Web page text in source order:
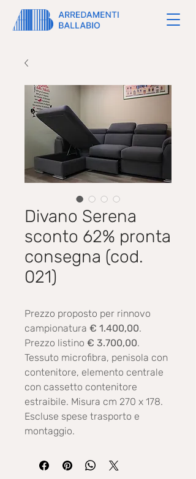
Divano Serena
sconto 62% pronta
consegna (cod.
021)
Prezzo proposto per rinnovo
campionatura € 1.400,00.
Prezzo listino € 3.700,00.
Tessuto microfibra, penisola con
contenitore, elemento centrale
con cassetto contenitore
estraibile. Misura cm 270 x 178.
Escluse spese trasporto e
montaggio.